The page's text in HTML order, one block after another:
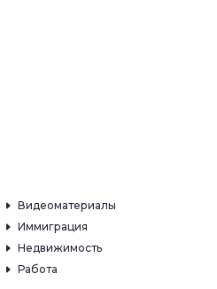
Видеоматериалы
Иммиграция
Недвижимость
Работа